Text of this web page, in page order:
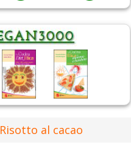
Risotto al cacao